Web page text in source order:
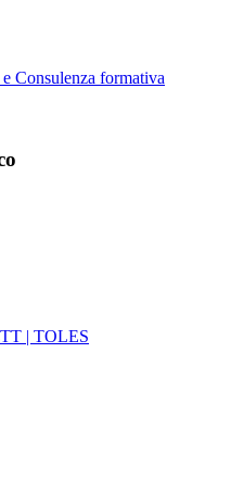
Consulenza formativa
| TOLES